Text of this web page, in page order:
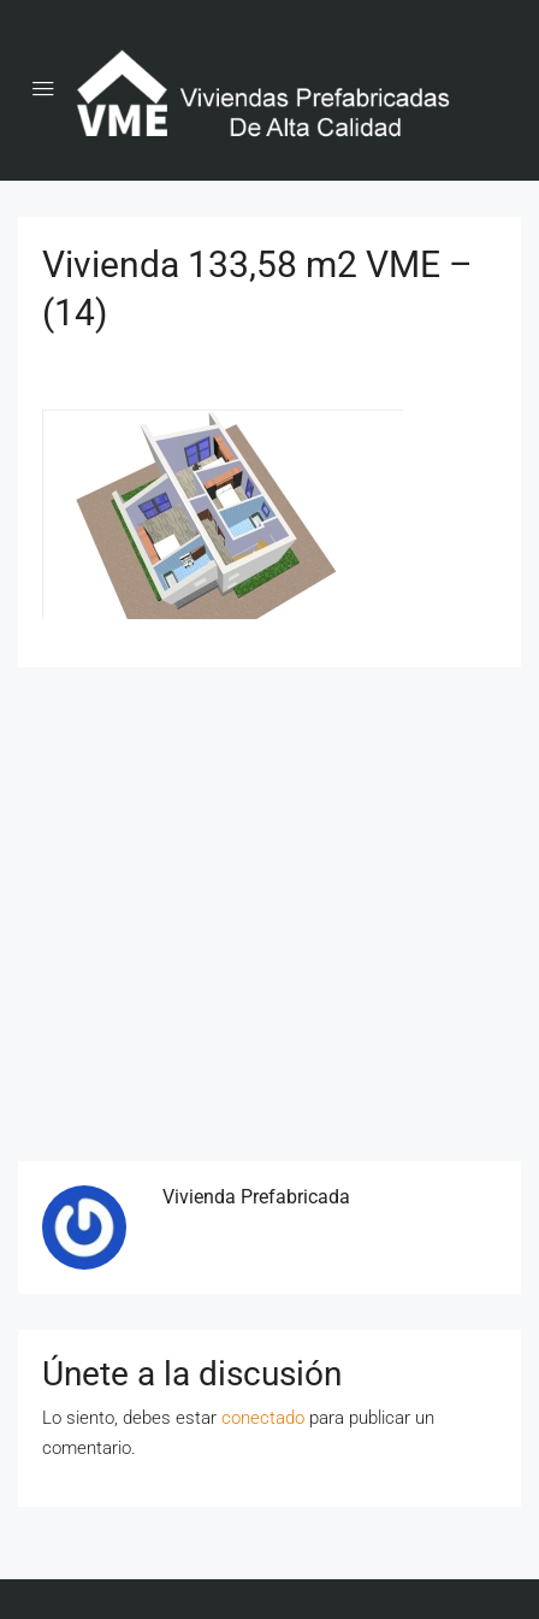
Vivienda 133,58 m2 VME –
(14)
Vivienda Prefabricada
Únete a la discusión
Lo siento, debes estar conectado para publicar un
comentario.